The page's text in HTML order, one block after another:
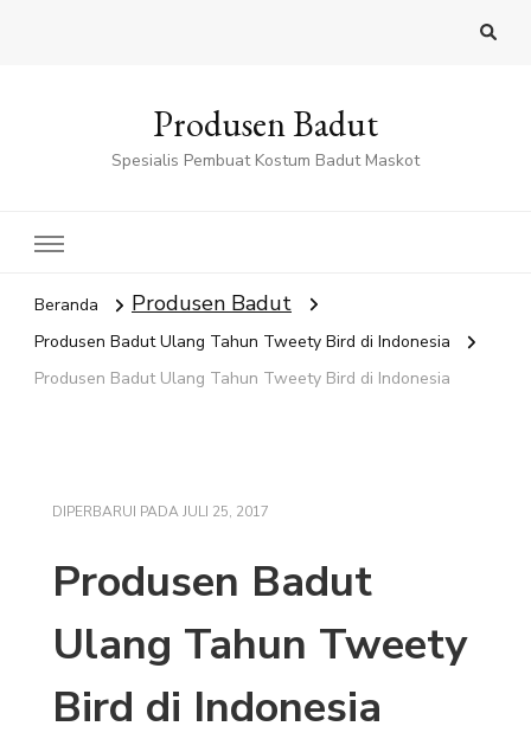
Produsen Badut
Spesialis Pembuat Kostum Badut Maskot
Beranda Produsen Badut
Produsen Badut Ulang Tahun Tweety Bird di Indonesia
Produsen Badut Ulang Tahun Tweety Bird di Indonesia
DIPERBARUI PADAJULI 25, 2017
Produsen Badut
Ulang Tahun Tweety
Bird di Indonesia